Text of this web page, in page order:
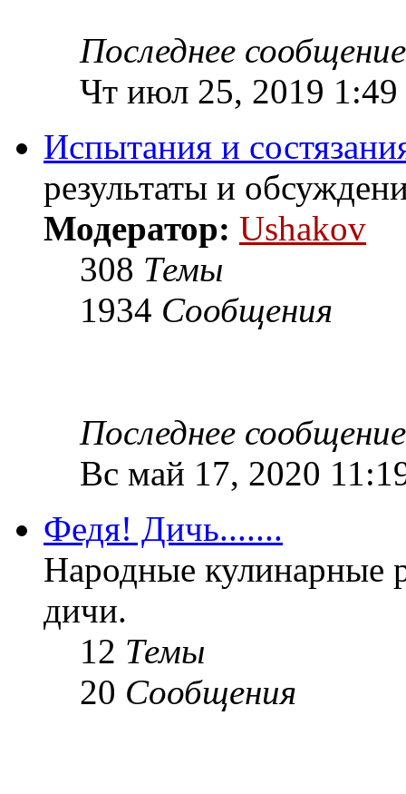
Последнее сообщение
Чт июл 25, 2019 1:49
Испытания и
результаты и
Модератор: Ushakov
308 Темы
1934 Сообщения
Последнее сообщение
Вс май 17, 2020
Федя! Дичь.......
Народные кулинарные
дичи.
12 Темы
20 Сообщения